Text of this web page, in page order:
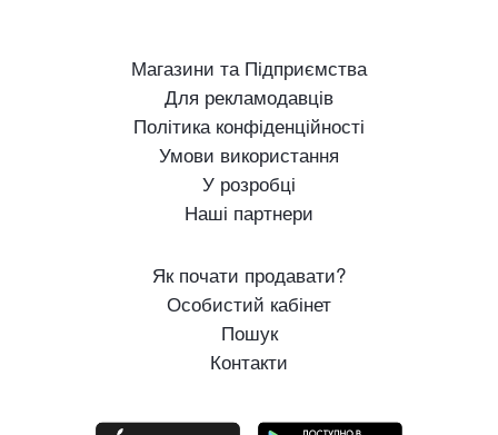
Магазини та Підприємства
Для рекламодавців
Політика конфіденційності
Умови використання
У розробці
Наші партнери
Як почати продавати?
Особистий кабінет
Пошук
Контакти